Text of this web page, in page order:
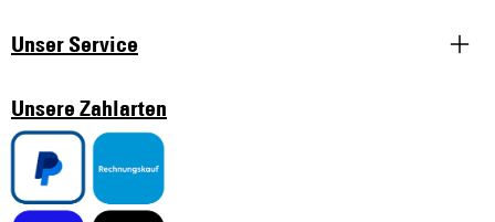
Unser Service
Unsere Zahlarten